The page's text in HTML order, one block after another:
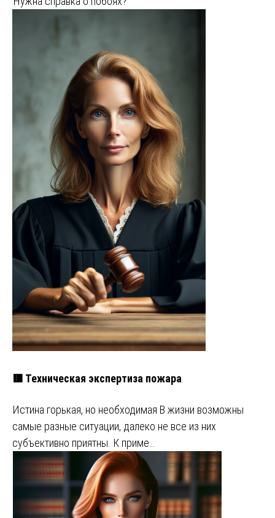
🟥 Техническая экспертиза пожара
Истина горькая, но необходимая В жизни возможны
самые разные ситуации, далеко не все из них
субъективно приятны. К приме…